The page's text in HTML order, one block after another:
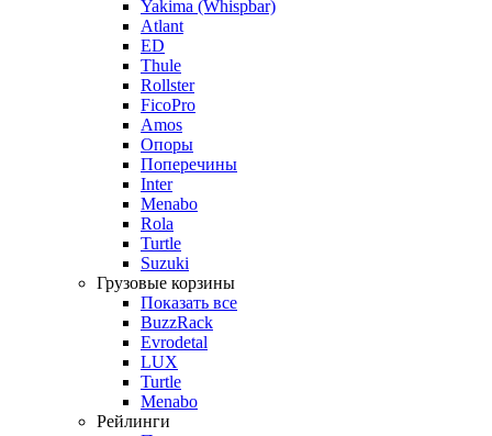
Yakima (Whispbar)
Atlant
ED
Thule
Rollster
FicoPro
Amos
Опоры
Поперечины
Inter
Menabo
Rola
Turtle
Suzuki
Грузовые корзины
Показать все
BuzzRack
Evrodetal
LUX
Turtle
Menabo
Рейлинги